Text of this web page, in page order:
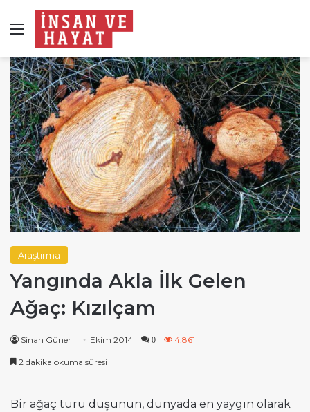
Menü
Araştırma
Yangında Akla İlk Gelen
Ağaç: Kızılçam
Sinan Güner Ekim 2014 0 4.861
2 dakika okuma süresi
Bir ağaç türü düşünün, dünyada en yaygın olarak